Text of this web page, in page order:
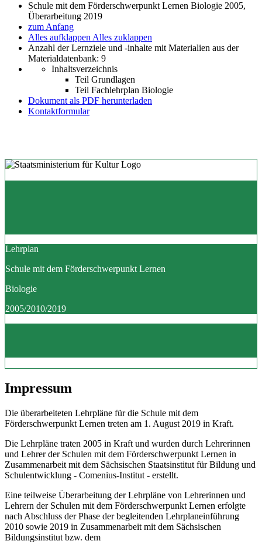
Schule mit dem Förderschwerpunkt Lernen Biologie 2005,
Überarbeitung 2019
zum Anfang
Alles aufklappen Alles zuklappen
Anzahl der Lernziele und -inhalte mit Materialien aus der
Materialdatenbank: 9
Inhaltsverzeichnis
Teil Grundlagen
Teil Fachlehrplan Biologie
Dokument als PDF herunterladen
Kontaktformular
Lehrplan
Schule mit dem Förderschwerpunkt Lernen
Biologie
2005/2010/2019
Impressum
Die überarbeiteten Lehrpläne für die Schule mit dem
Förderschwerpunkt Lernen treten am 1. August 2019 in Kraft.
Die Lehrpläne traten 2005 in Kraft und wurden durch Lehrerinnen
und Lehrer der Schulen mit dem Förderschwerpunkt Lernen in
Zusammenarbeit mit dem Sächsischen Staatsinstitut für Bildung und
Schulentwicklung - Comenius-Institut - erstellt.
Eine teilweise Überarbeitung der Lehrpläne von Lehrerinnen und
Lehrern der Schulen mit dem Förderschwerpunkt Lernen erfolgte
nach Abschluss der Phase der begleitenden Lehrplaneinführung
2010 sowie 2019 in Zusammenarbeit mit dem Sächsischen
Bildungsinstitut bzw. dem